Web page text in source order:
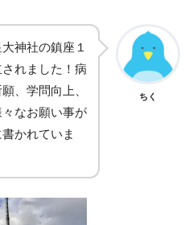
神社の鎮座１
れました！病
、学問向上、
なお願い事が
かれていま
ちく